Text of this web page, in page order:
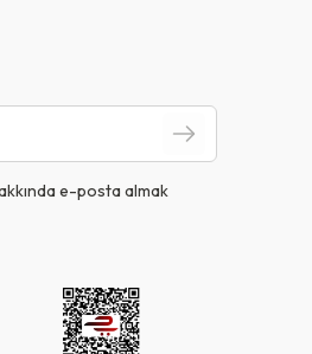
e-posta almak